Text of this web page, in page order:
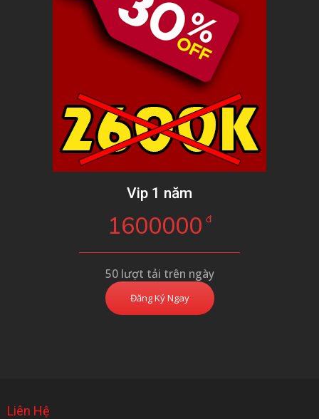
Vip 1 năm
1600000 đ
50 lượt tải trên ngày
Đăng Ký Ngay
Liên Hệ